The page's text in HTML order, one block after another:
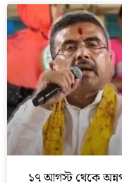
১৭ আগস্ট থেকে